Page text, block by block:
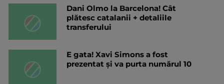
Dani Olmo la Barcelona! Cât
plătesc catalanii + detaliile
transferului
E gata! Xavi Simons a fost
prezentat și va purta numărul 10